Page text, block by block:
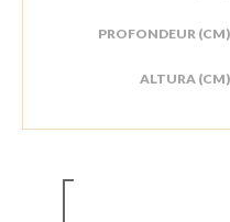
PROFONDEUR (CM)
ALTURA (CM)